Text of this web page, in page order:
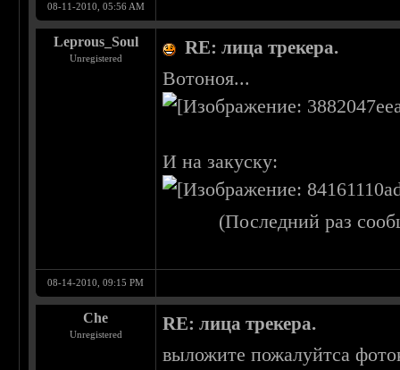
08-11-2010, 05:56 AM
Leprous_Soul
Unregistered
RE: лица трекера.
Вотоноя...
И на закуску:
(Последний раз
08-14-2010, 09:15 PM
Che
Unregistered
RE: лица трекера.
выложите пожалуйтса